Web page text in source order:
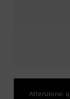
Attenzione: